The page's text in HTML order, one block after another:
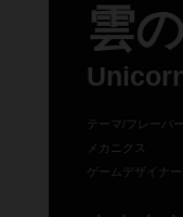
雲
テーマ/フレーバー
メカニクス
ゲームデザイナー